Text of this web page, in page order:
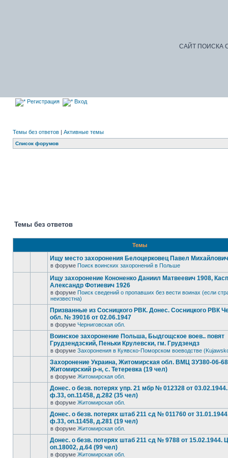
САЙТ ПОИСКА
Регистрация Вход
Темы без ответов | Активные темы
Список форумов
Темы без ответов
Темы
Ищу место захоронения Белоцерковец Павел
в форуме Поиск воинских захоронений в Польше
Ищу захоронение Кононенко Даниил Матвеевич 1908,
Александр Фотиевич 1926
в форуме Поиск сведений о пропавших без вести воинах (если
неизвестна)
Призванные из Сосницкого РВК. Донес. Сосницкого РВК
обл. № 39016 от 02.06.1947
в форуме Черниговская обл.
Воинское захоронение Польша, Быдгощское воев.. повят
Грудзендзский, Пеньки Крулевски, гм. Грудзендз
в форуме Захоронения в Куявско-Поморском воеводстве
Захоронение Украина, Житомирская обл. ВМЦ ЗУ380-06-
Житомирский р-н, с. Тетеревка (19 чел)
в форуме Житомирская обл.
Донес. о безв. потерях упр. 21 мбр № 012328 от
ф.33, оп.11458, д.282 (35 чел)
в форуме Житомирская обл.
Донес. о безв. потерях штаб 211 сд № 011760 от
ф.33, оп.11458, д.281 (19 чел)
в форуме Житомирская обл.
Донес. о безв. потерях штаб 211 сд № 9788 от
оп.18002, д.64 (99 чел)
в форуме Житомирская обл.